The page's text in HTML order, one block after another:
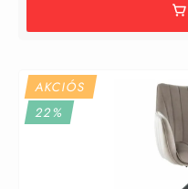
AKCIÓS
22%